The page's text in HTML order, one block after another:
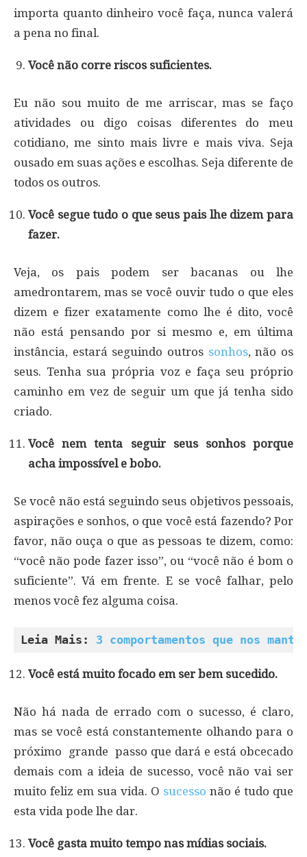
importa quanto dinheiro você faça, nunca valerá
a pena no final.
Você não corre riscos suficientes.
Eu não sou muito de me arriscar, mas se faço
atividades ou digo coisas diferentes do meu
cotidiano, me sinto mais livre e mais viva. Seja
ousado em suas ações e escolhas. Seja diferente de
todos os outros.
Você segue tudo o que seus pais lhe dizem para
fazer.
Veja, os pais podem ser bacanas ou lhe
amedrontarem, mas se você ouvir tudo o que eles
dizem e fizer exatamente como lhe é dito, você
não está pensando por si mesmo e, em última
instância, estará seguindo outros sonhos, não os
seus. Tenha sua própria voz e faça seu próprio
caminho em vez de seguir um que já tenha sido
criado.
Você nem tenta seguir seus sonhos porque
acha impossível e bobo.
Se você não está seguindo seus objetivos pessoais,
aspirações e sonhos, o que você está fazendo? Por
favor, não ouça o que as pessoas te dizem, como:
“você não pode fazer isso”, ou “você não é bom o
suficiente”. Vá em frente. E se você falhar, pelo
menos você fez alguma coisa.
Leia Mais: 3 comportamentos que nos
Você está muito focado em ser bem sucedido.
Não há nada de errado com o sucesso, é claro,
mas se você está constantemente olhando para o
próximo grande passo que dará e está obcecado
demais com a ideia de sucesso, você não vai ser
muito feliz em sua vida. O sucesso não é tudo que
esta vida pode lhe dar.
Você gasta muito tempo nas mídias sociais.